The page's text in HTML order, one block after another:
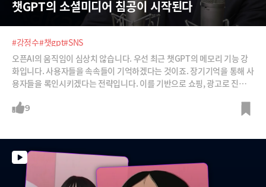
챗GPT의 소셜미디어 침공이 시작된다
#강정수#챗gpt#SNS
오픈AI의 움직임이 심상치 않습니다. 우선 최근 챗GPT의 메모리 기능 강
화입니다. 사용자들을 속속들이 기억하겠다는 것이죠. 장기기억을 통해 사
용자들을 록인시키겠다는 전략입니다. 이를 기반으로 쇼핑, 광고로 진출해
셜미디어 준비도 서두르고 있습니다. 이미지와 텍스트 생성으로 지브리 스
분석합니다.
9